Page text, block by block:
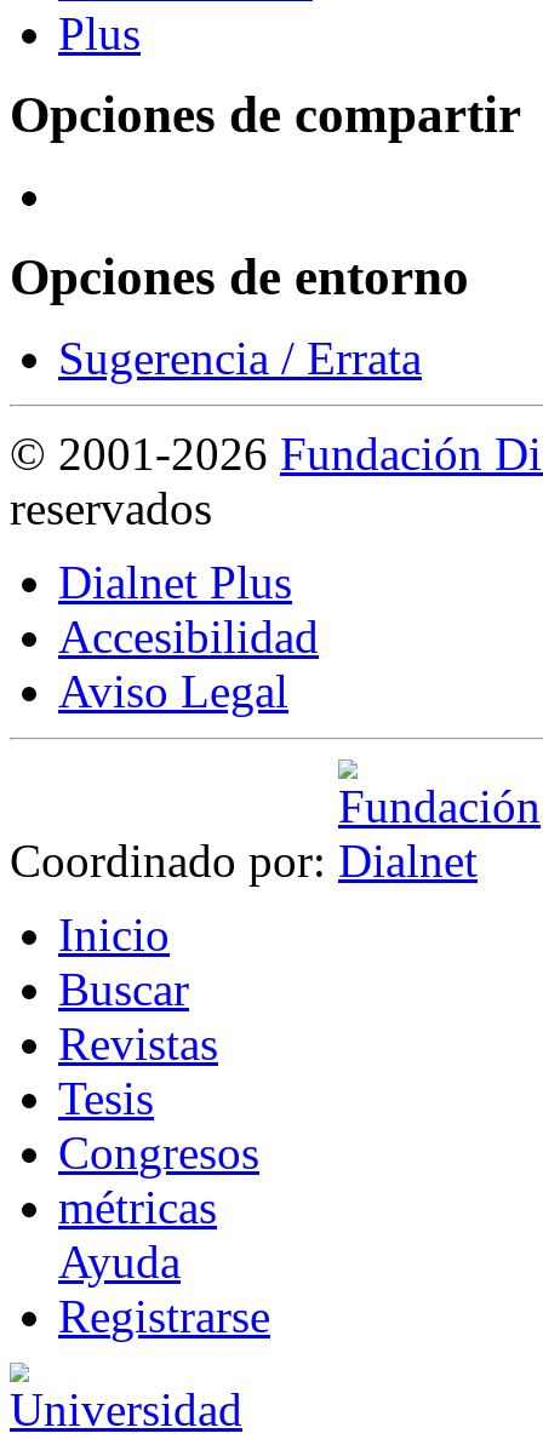
Opciones de compartir
Opciones de entorno
Sugerencia / Errata
© 2001-2026 Fundación
reservados
Dialnet Plus
Accesibilidad
Aviso Legal
Coordinado por:
Inicio
Buscar
Revistas
Tesis
Congresos
métricas
Ayuda
Registrarse